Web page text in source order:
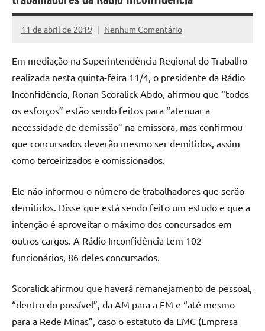
11 de abril de 2019
Assessoria
Nenhum Comentário
Em mediação na Superintendência Regional do Trabalho
realizada nesta quinta-feira 11/4, o presidente da Rádio
Inconfidência, Ronan Scoralick Abdo, afirmou que “todos
os esforços” estão sendo feitos para “atenuar a
necessidade de demissão” na emissora, mas confirmou
que concursados deverão mesmo ser demitidos, assim
como terceirizados e comissionados.
Ele não informou o número de trabalhadores que serão
demitidos. Disse que está sendo feito um estudo e que a
intenção é aproveitar o máximo dos concursados em
outros cargos. A Rádio Inconfidência tem 102
funcionários, 86 deles concursados.
Scoralick afirmou que haverá remanejamento de pessoal,
“dentro do possível”, da AM para a FM e “até mesmo
para a Rede Minas”, caso o estatuto da EMC (Empresa